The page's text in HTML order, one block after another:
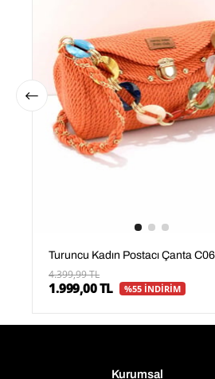
4.399,99 TL
1.999,00 TL %55 İNDİRİM
Kurumsal